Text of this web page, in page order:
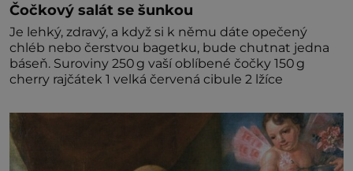
Čočkový salát se šunkou
Je lehký, zdravý, a když si k němu dáte opečený
chléb nebo čerstvou bagetku, bude chutnat jedna
báseň. Suroviny 250 g vaší oblíbené čočky 150 g
cherry rajčátek 1 velká červená cibule 2 lžíce